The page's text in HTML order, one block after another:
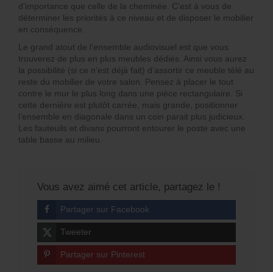
d’importance que celle de la cheminée. C’est à vous de
déterminer les priorités à ce niveau et de disposer le mobilier
en conséquence.
Le grand atout de l’ensemble audiovisuel est que vous
trouverez de plus en plus meubles dédiés. Ainsi vous aurez
la possibilité (si ce n’est déjà fait) d’assortir ce meuble télé au
reste du mobilier de votre salon. Pensez à placer le tout
contre le mur le plus long dans une pièce rectangulaire. Si
cette dernière est plutôt carrée, mais grande, positionner
l’ensemble en diagonale dans un coin parait plus judicieux.
Les fauteuils et divans pourront entourer le poste avec une
table basse au milieu.
Vous avez aimé cet article, partagez le !
Partager sur Facebook
Tweeter
Partager sur Pinterest